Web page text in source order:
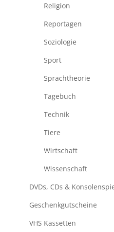
Religion
Reportagen
Soziologie
Sport
Sprachtheorie
Tagebuch
Technik
Tiere
Wirtschaft
Wissenschaft
DVDs, CDs &
Geschenkgutscheine
VHS Kassetten